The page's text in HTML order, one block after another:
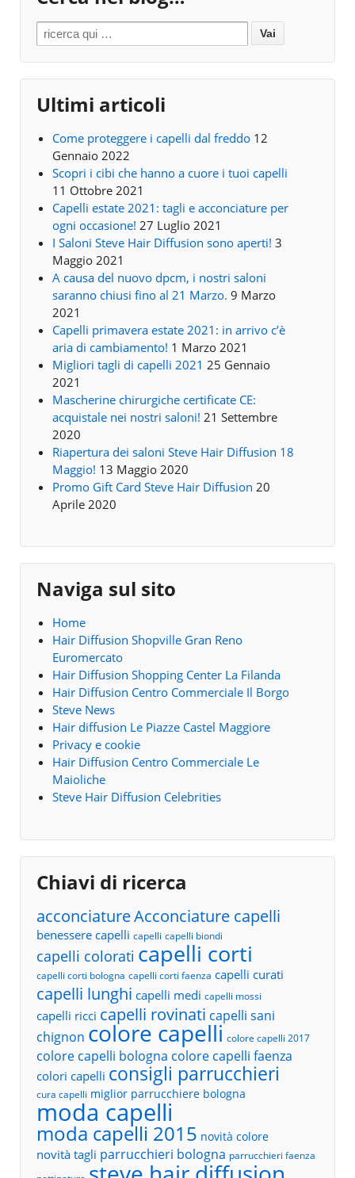
Search for:
Ultimi articoli
Come proteggere i capelli dal freddo 12
Gennaio 2022
Scopri i cibi che hanno a cuore i tuoi capelli
11 Ottobre 2021
Capelli estate 2021: tagli e acconciature per
ogni occasione! 27 Luglio 2021
I Saloni Steve Hair Diffusion sono aperti! 3
Maggio 2021
A causa del nuovo dpcm, i nostri saloni
saranno chiusi fino al 21 Marzo. 9 Marzo
2021
Capelli primavera estate 2021: in arrivo c’è
aria di cambiamento! 1 Marzo 2021
Migliori tagli di capelli 2021 25 Gennaio
2021
Mascherine chirurgiche certificate CE:
acquistale nei nostri saloni! 21 Settembre
2020
Riapertura dei saloni Steve Hair Diffusion 18
Maggio! 13 Maggio 2020
Promo Gift Card Steve Hair Diffusion 20
Aprile 2020
Naviga sul sito
Home
Hair Diffusion Shopville Gran Reno
Euromercato
Hair Diffusion Shopping Center La Filanda
Hair Diffusion Centro Commerciale Il Borgo
Steve News
Hair diffusion Le Piazze Castel Maggiore
Privacy e cookie
Hair Diffusion Centro Commerciale Le
Maioliche
Steve Hair Diffusion Celebrities
Chiavi di ricerca
acconciatureAcconciature capelli
benessere capelli capelli capelli biondi
capelli colorati capelli corti
capelli corti bologna capelli corti faenza capelli curati
capelli lunghi capelli medi capelli mossi
capelli ricci capelli rovinati capelli sani
chignon colore capelli colore capelli 2017
colore capelli bologna colore capelli faenza
colori capelli consigli parrucchieri
cura capelli miglior parrucchiere bologna
moda capelli
moda capelli 2015 novità colore
novità tagli parrucchieri bologna parrucchieri faenza